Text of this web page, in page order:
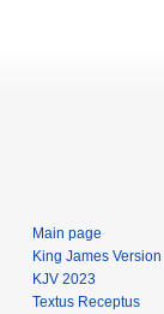
Main page
King James Version
KJV 2023
Textus Receptus